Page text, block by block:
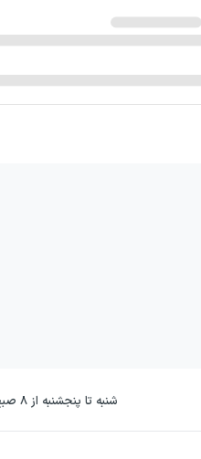
شنبه تا پنجشنبه از ۸ صبح تا ۱۸ عصر بجز روزهای تعطیل